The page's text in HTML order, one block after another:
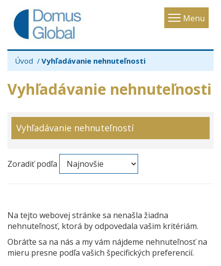
Menu
Toggle
Úvod Vyhľadávanie nehnuteľnosti
Vyhľadávanie nehnuteľnosti
Vyhľadávanie nehnuteľností
Zoradiť podľa
Na tejto webovej stránke sa nenašla žiadna
nehnuteľnosť, ktorá by odpovedala vašim kritériám.
Obráťte sa na nás a my vám nájdeme nehnuteľnosť na
mieru presne podľa vašich špecifických preferencií.